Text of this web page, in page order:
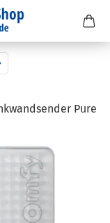
Pure